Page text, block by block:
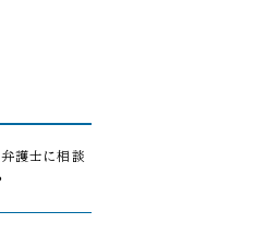
弁護士に相談